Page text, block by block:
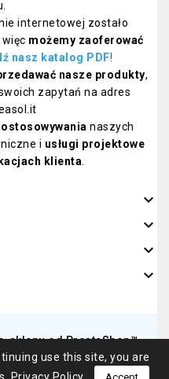
internetowej zostało
możemy zaoferować
nasz katalog PDF!
nasze produkty,
zapytań na adres
naszych
i usługi projektowe
klienta
keyboard_arrow_down


use this site, you are
Privacy Policy

sklepu od PrestaShop™